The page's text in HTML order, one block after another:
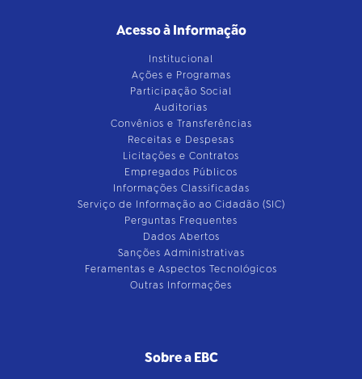
Acesso à Informação
Institucional
Ações e Programas
Participação Social
Auditorias
Convênios e Transferências
Receitas e Despesas
Licitações e Contratos
Empregados Públicos
Informações Classificadas
Serviço de Informação ao Cidadão (SIC)
Perguntas Frequentes
Dados Abertos
Sanções Administrativas
Feramentas e Aspectos Tecnológicos
Outras Informações
Sobre a EBC